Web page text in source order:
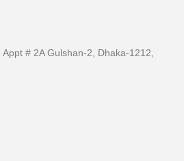
# 2A Gulshan-2, Dhaka-1212,